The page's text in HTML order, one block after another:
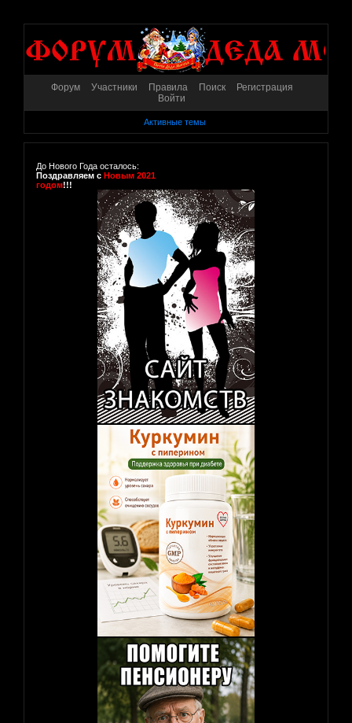
Форум Участники Правила Поиск
Регистрация
Войти
Активные темы
До Нового Года осталось:
Поздравляем с Новым 2021
годом!!!